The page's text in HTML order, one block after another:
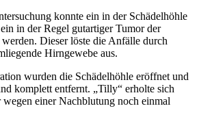
konnte ein in der Schädelhöhle
in der Regel gutartiger Tumor der
Dieser löste die Anfälle durch
Hirngewebe aus.
wurden die Schädelhöhle eröffnet und
komplett entfernt. „Tilly“ erholte sich
wegen einer Nachblutung noch einmal